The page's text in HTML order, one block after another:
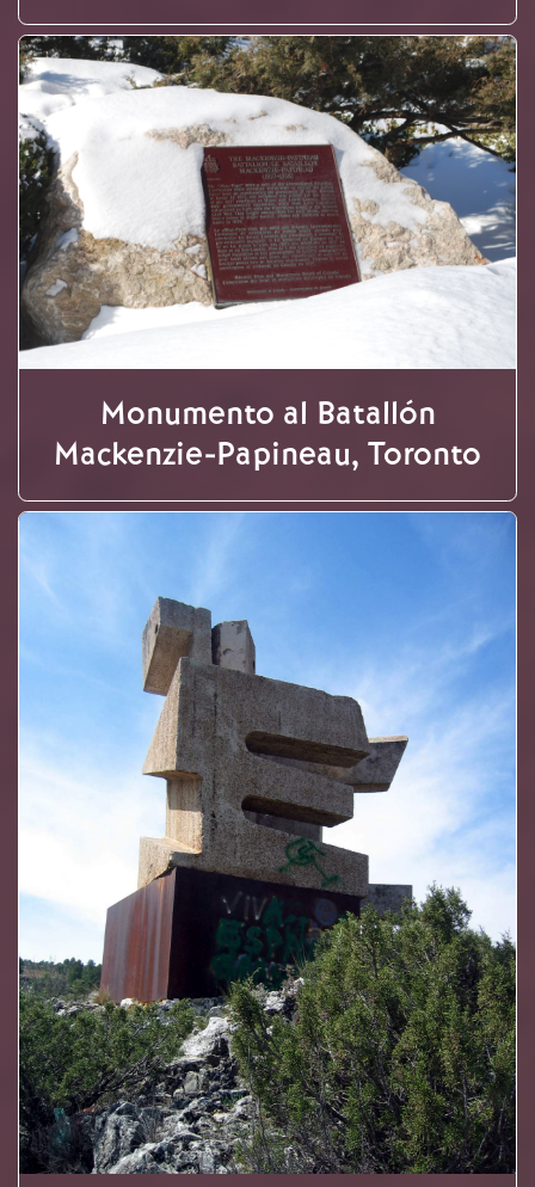
Monumento al Batallón
Mackenzie-Papineau, Toronto